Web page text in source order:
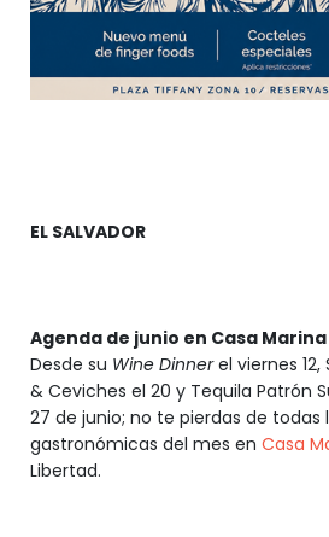
EL SALVADOR
Agenda de junio en Casa Marina
Desde su Wine Dinnerel viernes 12,
& Ceviches el 20 y Tequila Patrón
27 de junio; no te pierdas de todas
gastronómicas del mes en Casa
Libertad.